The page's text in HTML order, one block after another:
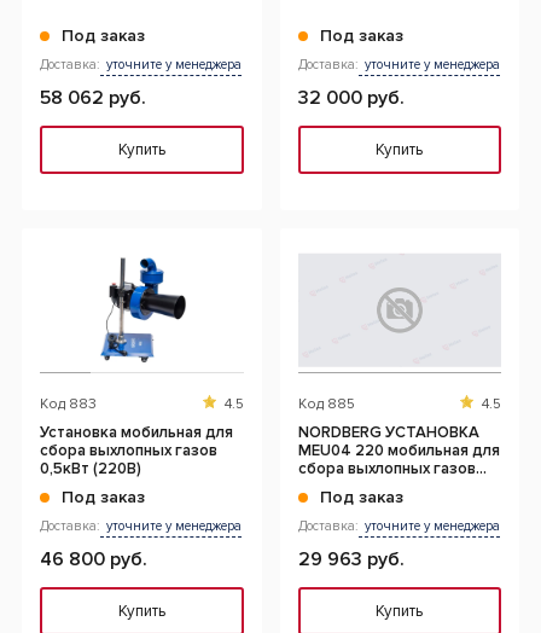
Под заказ
Доставка: уточните у менеджера
58 062 руб.
Купить
Под заказ
Доставка: уточните у менеджера
32 000 руб.
Купить
Код 883 4.5
Установка мобильная для
сбора выхлопных газов
0,5кВт (220В)
Под заказ
Доставка: уточните у менеджера
46 800 руб.
Купить
Код 885 4.5
NORDBERG УСТАНОВКА
MEU04 220 мобильная для
сбора выхлопных газов
Под заказ
Доставка: уточните у менеджера
29 963 руб.
Купить